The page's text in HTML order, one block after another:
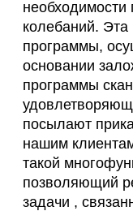
необходимости
колебаний.
программы,
основании
программы
посылают
нашим
такой
позволяющий
задачи ,